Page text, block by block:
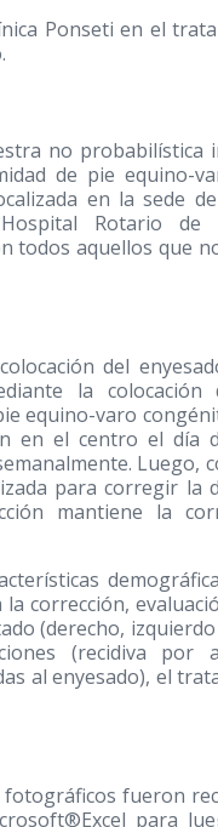
Ponseti en el
no probabilística
de pie equino-
en la sede
Rotario de
todos aquellos que
del
la colocación
equino-varo
en el centro el día
Luego,
para corregir la
mantiene la
corrección,
(derecho,
(recidiva por
al enyesado), el
fueron
para